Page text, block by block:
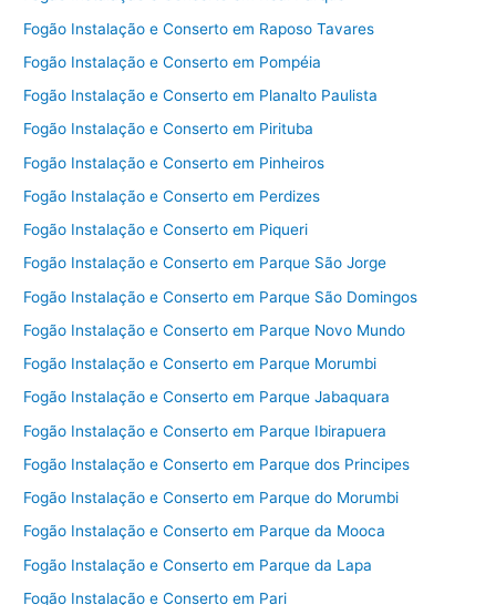
Fogão Instalação e Conserto em Raposo Tavares
Fogão Instalação e Conserto em Pompéia
Fogão Instalação e Conserto em Planalto Paulista
Fogão Instalação e Conserto em Pirituba
Fogão Instalação e Conserto em Pinheiros
Fogão Instalação e Conserto em Perdizes
Fogão Instalação e Conserto em Piqueri
Fogão Instalação e Conserto em Parque São Jorge
Fogão Instalação e Conserto em Parque São Domingos
Fogão Instalação e Conserto em Parque Novo Mundo
Fogão Instalação e Conserto em Parque Morumbi
Fogão Instalação e Conserto em Parque Jabaquara
Fogão Instalação e Conserto em Parque Ibirapuera
Fogão Instalação e Conserto em Parque dos Principes
Fogão Instalação e Conserto em Parque do Morumbi
Fogão Instalação e Conserto em Parque da Mooca
Fogão Instalação e Conserto em Parque da Lapa
Fogão Instalação e Conserto em Pari